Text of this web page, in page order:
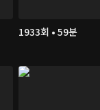
1933회 • 59분